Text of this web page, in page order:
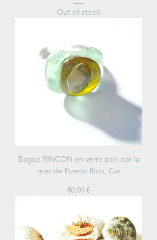
Out of stock
Bague RINCON en verre poli par la
mer de Puerto Rico, Car
Price
40,00 €